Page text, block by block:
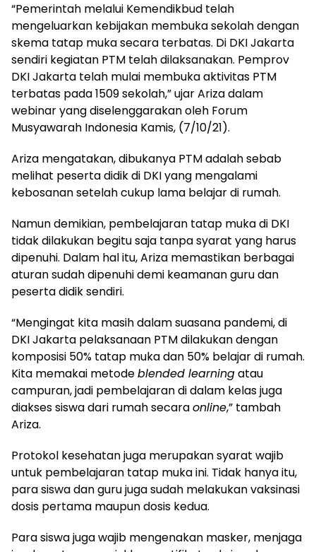
“Pemerintah melalui Kemendikbud telah
mengeluarkan kebijakan membuka sekolah dengan
skema tatap muka secara terbatas. Di DKI Jakarta
sendiri kegiatan PTM telah dilaksanakan. Pemprov
DKI Jakarta telah mulai membuka aktivitas PTM
terbatas pada 1509 sekolah,” ujar Ariza dalam
webinar yang diselenggarakan oleh Forum
Musyawarah Indonesia Kamis, (7/10/21).
Ariza mengatakan, dibukanya PTM adalah sebab
melihat peserta didik di DKI yang mengalami
kebosanan setelah cukup lama belajar di rumah.
Namun demikian, pembelajaran tatap muka di DKI
tidak dilakukan begitu saja tanpa syarat yang harus
dipenuhi. Dalam hal itu, Ariza memastikan berbagai
aturan sudah dipenuhi demi keamanan guru dan
peserta didik sendiri.
“Mengingat kita masih dalam suasana pandemi, di
DKI Jakarta pelaksanaan PTM dilakukan dengan
komposisi 50% tatap muka dan 50% belajar di rumah.
Kita memakai metodeblended learningatau
campuran, jadi pembelajaran di dalam kelas juga
diakses siswa dari rumah secaraonline,” tambah
Ariza.
Protokol kesehatan juga merupakan syarat wajib
untuk pembelajaran tatap muka ini. Tidak hanya itu,
para siswa dan guru juga sudah melakukan vaksinasi
dosis pertama maupun dosis kedua.
Para siswa juga wajib mengenakan masker, menjaga